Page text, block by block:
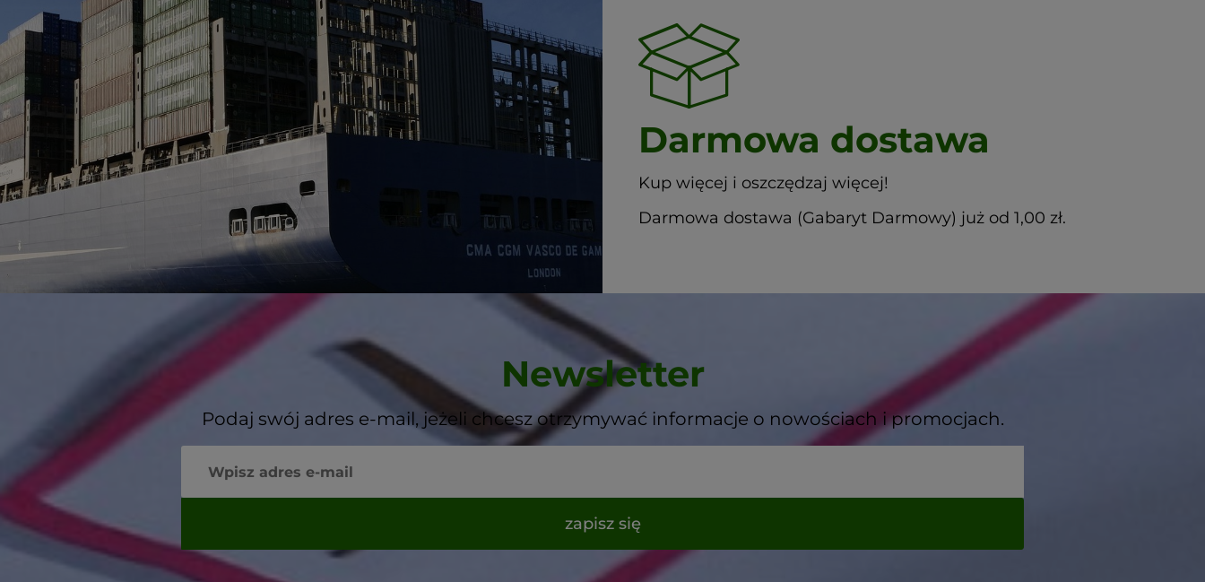
Darmowa dostawa
Kup więcej i oszczędzaj więcej!
Darmowa dostawa (Gabaryt Darmowy) już od 1,00 zł.
Newsletter
Podaj swój adres e-mail, jeżeli chcesz otrzymywać informacje o nowościach i promocjach.
zapisz się